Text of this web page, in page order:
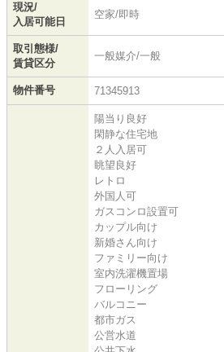
現況/
入居可能日
空家/即時
取引態様/
賃貸区分
一般媒介/一般
物件番号 71345913
陽当り良好
閑静な住宅地
２人入居可
眺望良好
レトロ
外国人可
ガスコンロ設置可
カップル向け
新婚さん向け
ファミリー向け
室内洗濯機置場
フローリング
バルコニー
都市ガス
公営水道